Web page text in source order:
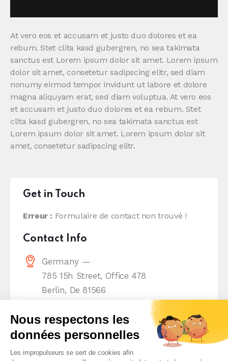
At vero eos et accusam et justo duo dolores et ea
rebum. Stet clita kasd gubergren, no sea takimata
sanctus est Lorem ipsum dolor sit amet. Lorem ipsum
dolor sit amet, consetetur sadipscing elitr, sed diam
nonumy eirmod tempor invidunt ut labore et dolore
magna aliquyam erat, sed diam voluptua. At vero eos
et accusam et justo duo dolores et ea rebum. Stet
clita kasd gubergren, no sea takimata sanctus est
Lorem ipsum dolor sit amet. Lorem ipsum dolor sit
amet, consetetur sadipscing elitr.
Get in Touch
Erreur : Formulaire de contact non trouvé !
Contact Info
Germany —
785 15h Street, Office 478
Berlin, De 81566
info@email.com
+1 840 841 25 69